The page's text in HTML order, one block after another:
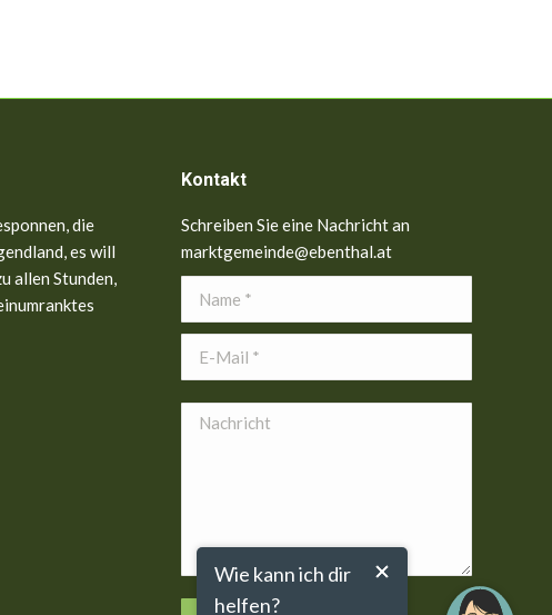
die
es will
allen Stunden,
Kontakt
Schreiben Sie eine Nachricht an
marktgemeinde@ebenthal.at
Name *
E-Mail *
Nachricht
Wie kann ich dir
helfen?